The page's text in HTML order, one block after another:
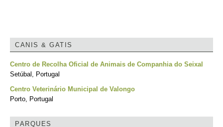
CANIS & GATIS
Centro de Recolha Oficial de Animais de Companhia do Seixal
Setúbal, Portugal
Centro Veterinário Municipal de Valongo
Porto, Portugal
PARQUES